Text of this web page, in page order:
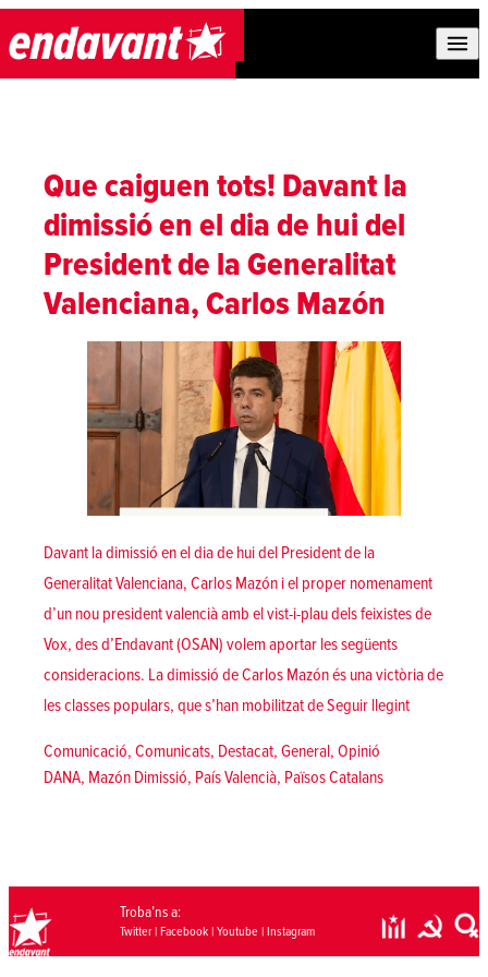
Skip to content
Que caiguen tots! Davant la
dimissió en el dia de hui del
President de la Generalitat
Valenciana, Carlos Mazón
Davant la dimissió en el dia de hui del President de la
Generalitat Valenciana, Carlos Mazón i el proper nomenament
d’un nou president valencià amb el vist-i-plau dels feixistes de
Vox, des d’Endavant (OSAN) volem aportar les següents
consideracions. La dimissió de Carlos Mazón és una victòria de
les classes populars, que s’han mobilitzat deSeguir llegint«Que
Posted in
Comunicació, Comunicats, Destacat, General, Opinió
Tags:
DANA, Mazón Dimissió, País Valencià, Països Catalans
Troba’ns a:
Twitter| Facebook| Youtube| Instagram